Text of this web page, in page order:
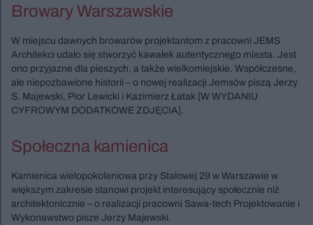
Browary Warszawskie
W miejscu dawnych browarów projektantom z pracowni JEMS
Architekci udało się stworzyć kawałek autentycznego miasta. Jest
ono przyjazne dla pieszych, a także wielkomiejskie. Współczesne,
ale niepozbawione historii – o nowej realizacji Jemsów piszą Jerzy
S. Majewski, Pior Lewicki i Kazimierz Łatak [W WYDANIU
CYFROWYM DODATKOWE ZDJĘCIA].
Społeczna kamienica
Kamienica wielopokoleniowa przy Stalowej 29 w Warszawie w
większym zakresie stanowi projekt interesujący społecznie niż
architektonicznie – o realizacji pracowni Sawa-tech Projektowanie i
Wykonawstwo pisze Jerzy Majewski.